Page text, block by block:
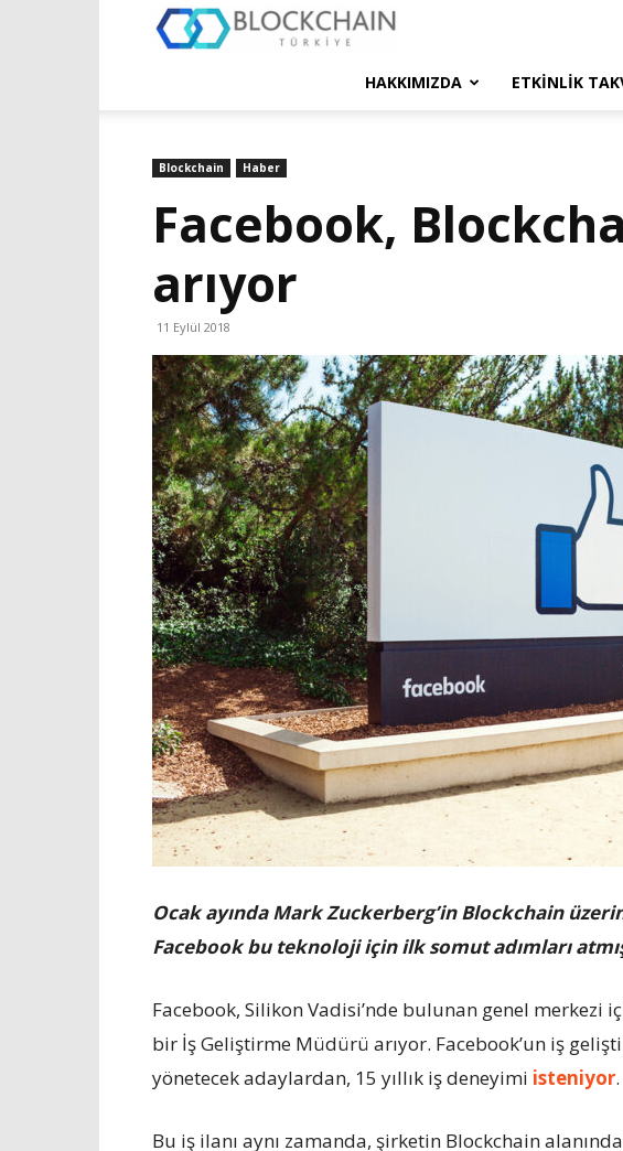
Türkiye
HAKKIMIZDA ETKINLIK
Blockchain Haber
Facebook,
arıyor
11 Eylül 2018
Ocak ayında Mark Zuckerberg’in Blockchain
Facebook bu teknoloji için ilk somut adımları
Facebook, Silikon Vadisi’nde bulunan genel merkezi
bir İş Geliştirme Müdürü arıyor. Facebook’un iş
yönetecek adaylardan, 15 yıllık iş deneyimi isteniyor.
Bu iş ilanı aynı zamanda, şirketin Blockchain